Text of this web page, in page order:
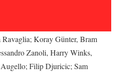
Koray Günter, Bram
Zanoli, Harry Winks,
Filip Djuricic; Sam